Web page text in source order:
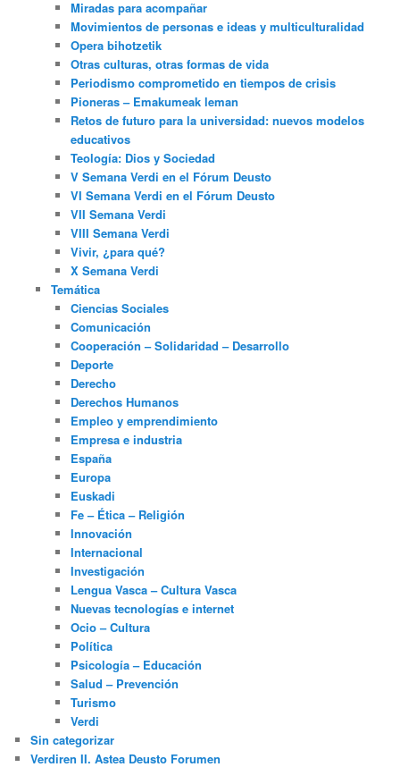
Miradas para acompañar
Movimientos de personas e ideas y multiculturalidad
Opera bihotzetik
Otras culturas, otras formas de vida
Periodismo comprometido en tiempos de crisis
Pioneras – Emakumeak leman
Retos de futuro para la universidad: nuevos modelos
educativos
Teología: Dios y Sociedad
V Semana Verdi en el Fórum Deusto
VI Semana Verdi en el Fórum Deusto
VII Semana Verdi
VIII Semana Verdi
Vivir, ¿para qué?
X Semana Verdi
Temática
Ciencias Sociales
Comunicación
Cooperación – Solidaridad – Desarrollo
Deporte
Derecho
Derechos Humanos
Empleo y emprendimiento
Empresa e industria
España
Europa
Euskadi
Fe – Ética – Religión
Innovación
Internacional
Investigación
Lengua Vasca – Cultura Vasca
Nuevas tecnologías e internet
Ocio – Cultura
Política
Psicología – Educación
Salud – Prevención
Turismo
Verdi
Sin categorizar
Verdiren II. Astea Deusto Forumen